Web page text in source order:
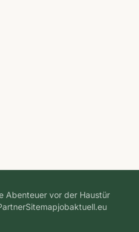
Abenteuer vor der Haustür
Sitemapjobaktuell.eu